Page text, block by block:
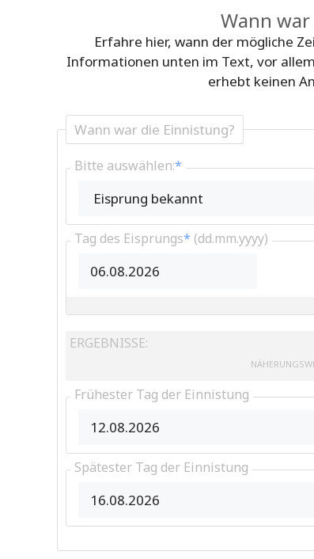
Wann
Erfahre hier, wann der mögliche
Informationen unten im Text, vor
erhebt keinen
Wann war die Einnistung?
Bitte auswählen:*
Tag des Eisprungs* (dd.mm.yyyy)
ERGEBNISSE:
Frühester Tag der Einnistung
Spätester Tag der Einnistung